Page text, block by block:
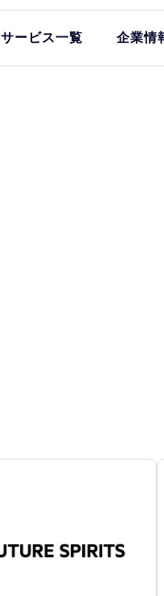
サービス一覧 企業情